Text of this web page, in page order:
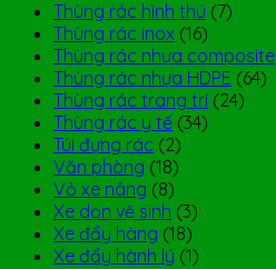
Thùng rác hình thú (7)
Thùng rác inox (16)
Thùng rác nhựa composite
Thùng rác nhựa HDPE (64)
Thùng rác trang trí (24)
Thùng rác y tế (34)
Túi đựng rác (2)
Văn phòng (18)
Vỏ xe nâng (8)
Xe dọn vệ sinh (3)
Xe đẩy hàng (18)
Xe đẩy hành lý (1)